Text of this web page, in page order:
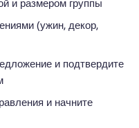
и размером группы
(ужин, декор,
и подтвердите
и начните